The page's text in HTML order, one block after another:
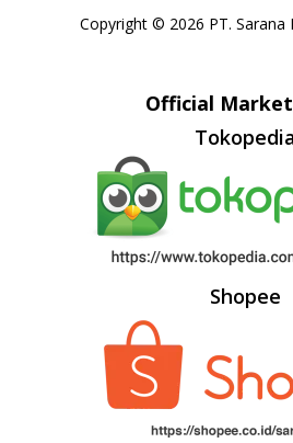
Copyright © 2026 PT. Sarana
Official
Shopee